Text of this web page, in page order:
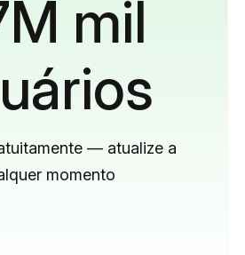
mil
— atualize a
momento